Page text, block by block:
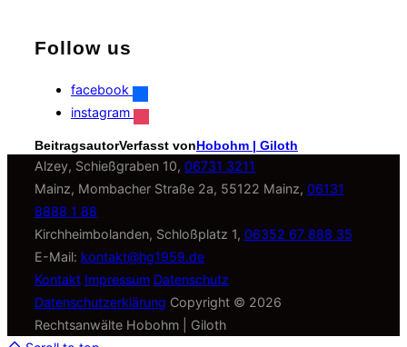
Follow us
facebook
instagram
BeitragsautorVerfasst vonHobohm | Giloth
Alzey, Schießgraben 10, 06731 3211
Mainz, Mombacher Straße 2a, 55122 Mainz, 06131
8888 1 88
Kirchheimbolanden, Schloßplatz 1, 06352 67 888 35
E-Mail: kontakt@hg1959.de
Kontakt Impressum Datenschutz
Datenschutzerklärung Copyright © 2026
Rechtsanwälte Hobohm | Giloth